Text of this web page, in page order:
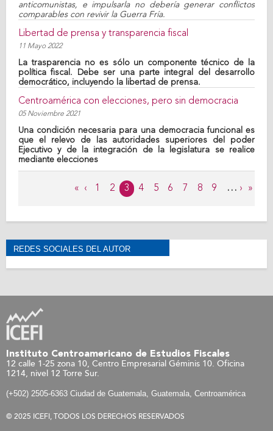
anticomunistas, e impulsarla no debería generar conflictos
comparables con revivir la Guerra Fría.
Libertad de prensa y transparencia fiscal
11 Mayo 2022
La trasparencia no es sólo un componente técnico de la
política fiscal. Debe ser una parte integral del desarrollo
democrático, incluyendo la libertad de prensa.
Centroamérica con elecciones, pero sin democracia
05 Noviembre 2021
Una condición necesaria para una democracia funcional es
que el relevo de las autoridades superiores del poder
Ejecutivo y de la integración de la legislatura se realice
mediante elecciones
« ‹ 1 2 3 4 5 6 7 8 9 … › »
REDES SOCIALES DEL AUTOR
Instituto Centroamericano de Estudios Fiscales
12 calle 1-25 zona 10, Centro Empresarial Géminis 10. Oficina
1214, nivel 12 Torre Sur.
(+502) 2505-6363 Ciudad de Guatemala, Guatemala, Centroamérica
© 2025 ICEFI, TODOS LOS DERECHOS RESERVADOS